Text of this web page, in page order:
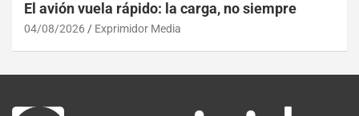
El avión vuela rápido: la carga, no siempre
04/08/2026 Exprimidor Media